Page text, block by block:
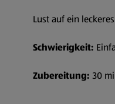
Lust auf ein
Schwierigkeit:
Zubereitung: 30